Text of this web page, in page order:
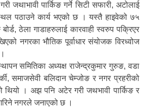
जथाभावी पार्किङ गर्ने सिटी सफारी, अटोलाई
पठाउने कार्य भएको छ । यस्तै हाइवेको ७५
ठेला गाडाहरुलाई कारवाही स्वरुप पक्रिएर
नगरका भौतिक पूर्वाधार संयोजक विरध्वोज
समितिका अध्यक्ष राजेन्द्रकुमार गुरुङ, वडा
समाजसेवी बलिदान चेम्जोङ र नगर प्रहरीको
थियो । अझ पनि अटेर गरी जथभावी पार्किङ र
नगरले जनाएको छ ।